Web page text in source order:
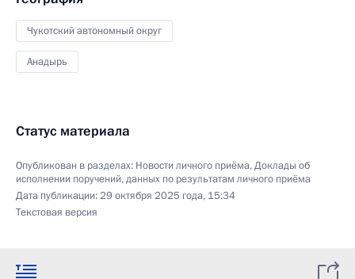
Чукотский автономный округ
Анадырь
Статус материала
Опубликован в разделах: Новости личного приёма,Доклады об
исполнении поручений, данных по результатам личного приёма
Дата публикации:29 октября 2025 года, 15:34
Текстовая версия